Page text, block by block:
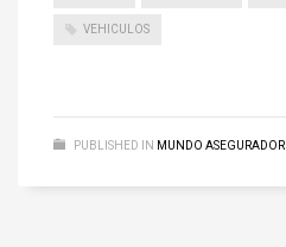
VEHICULOS
PUBLISHED IN MUNDO ASEGURADOR